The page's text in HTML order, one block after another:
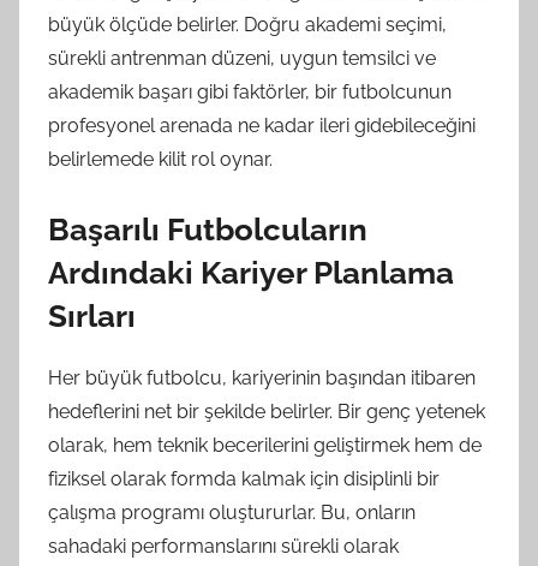
büyük ölçüde belirler. Doğru akademi seçimi,
sürekli antrenman düzeni, uygun temsilci ve
akademik başarı gibi faktörler, bir futbolcunun
profesyonel arenada ne kadar ileri gidebileceğini
belirlemede kilit rol oynar.
Başarılı Futbolcuların
Ardındaki Kariyer Planlama
Sırları
Her büyük futbolcu, kariyerinin başından itibaren
hedeflerini net bir şekilde belirler. Bir genç yetenek
olarak, hem teknik becerilerini geliştirmek hem de
fiziksel olarak formda kalmak için disiplinli bir
çalışma programı oluştururlar. Bu, onların
sahadaki performanslarını sürekli olarak